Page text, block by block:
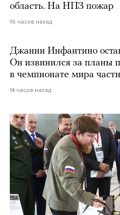
область. На НПЗ пожар
16 часов назад
Джанни Инфантино
Он извинился за планы
в чемпионате мира
14 часов назад